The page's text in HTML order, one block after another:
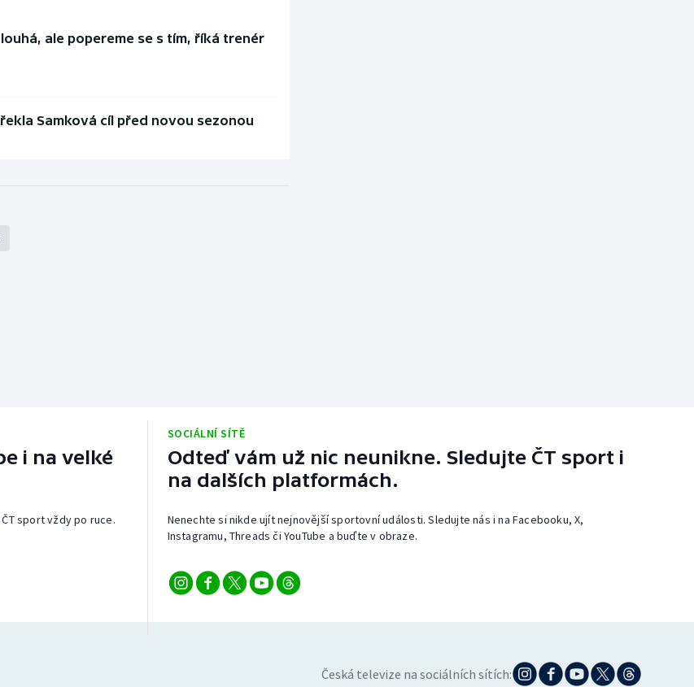
ale popereme se s tím, říká trenér
Samková cíl před novou sezonou
i na velké
sport vždy po ruce.
SOCIÁLNÍ SÍTĚ
Odteď vám už nic neunikne. Sledujte ČT sport i
na dalších platformách.
Nenechte si nikde ujít nejnovější sportovní události. Sledujte nás i na Facebooku, X,
Instagramu, Threads či YouTube a buďte v obraze.
Česká televize na sociálních sítích: